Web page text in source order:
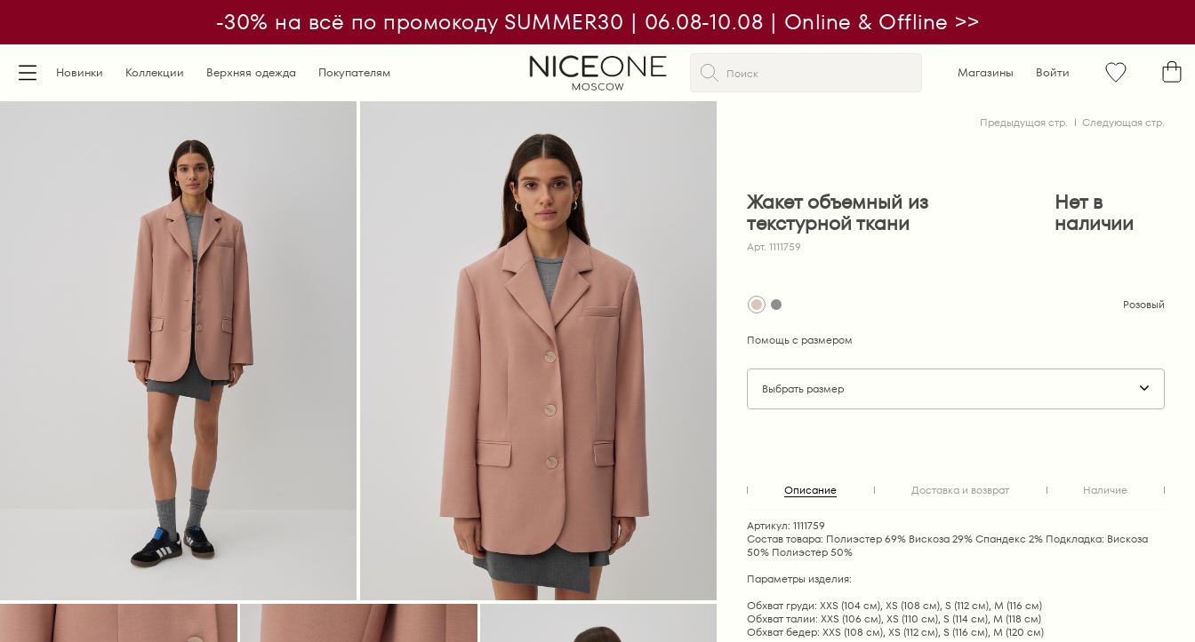
-30% на всё по промокоду SUMMER30 | 06.08-10.08 | Online & Offline >>
Новинки Коллекции Верхняя одежда Покупателям Магазины Войти
Предыдущая стр. Следующая стр.
Жакет объемный из
текстурной ткани
Арт. 1111759
Нет в
наличии
Розовый
Помощь с размером
Выбрать размер
Описание Доставка и возврат Наличие
Артикул: 1111759
Состав товара: Полиэстер 69% Вискоза 29% Спандекс 2% Подкладка: Вискоза
50% Полиэстер 50%
Параметры изделия:
Обхват груди: XХS (104 см), XS (108 см), S (112 см), M (116 см)
Обхват талии: XХS (106 см), XS (110 см), S (114 см), M (118 см)
Обхват бедер: XХS (108 см), XS (112 см), S (116 см), M (120 см)